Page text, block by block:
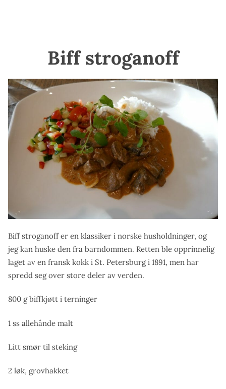
Biff stroganoff
Biff stroganoff er en klassiker i norske husholdninger, og
jeg kan huske den fra barndommen. Retten ble opprinnelig
laget av en fransk kokk i St. Petersburg i 1891, men har
spredd seg over store deler av verden.
800 g biffkjøtt i terninger
1 ss allehånde malt
Litt smør til steking
2 løk, grovhakket